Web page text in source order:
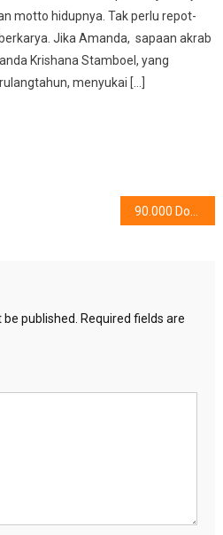
motto hidupnya. Tak perlu repot-
Jika Amanda, sapaan akrab
Krishana Stamboel, yang
menyukai […]
90.000 Dokter Di Indonesia Berbasis Sosial Media, Alomedika Melancarkan
published. Required fields are